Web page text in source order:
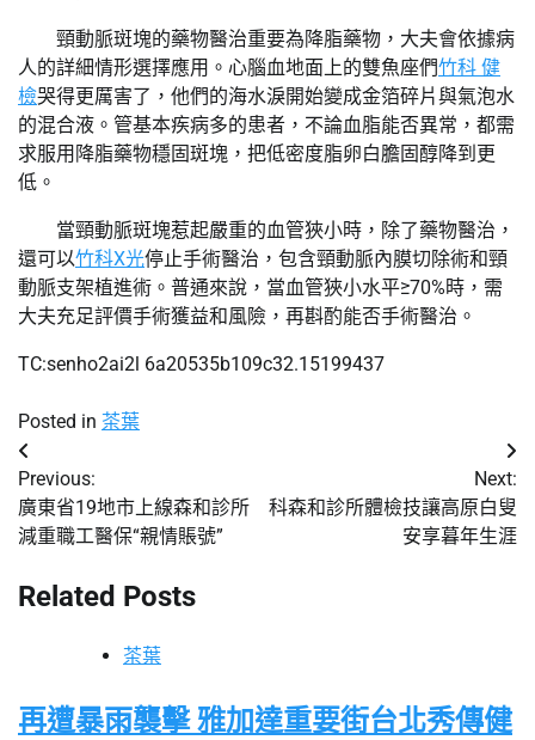
頸動脈斑塊的藥物醫治重要為降脂藥物，大夫會依據病
人的詳細情形選擇應用。心腦血地面上的雙魚座們竹科 健
檢哭得更厲害了，他們的海水淚開始變成金箔碎片與氣泡水
的混合液。管基本疾病多的患者，不論血脂能否異常，都需
求服用降脂藥物穩固斑塊，把低密度脂卵白膽固醇降到更
低。
當頸動脈斑塊惹起嚴重的血管狹小時，除了藥物醫治，
還可以竹科X光停止手術醫治，包含頸動脈內膜切除術和頸
動脈支架植進術。普通來說，當血管狹小水平≥70%時，需
大夫充足評價手術獲益和風險，再斟酌能否手術醫治。
TC:senho2ai2l 6a20535b109c32.15199437
Posted in 茶葉
文
章
導
覽
Previous:
廣東省19地市上線森和診所
減重職工醫保“親情賬號”
Next:
科森和診所體檢技讓高原白叟
安享暮年生涯
Related Posts
茶葉
再遭暴雨襲擊 雅加達重要街台北秀傳健